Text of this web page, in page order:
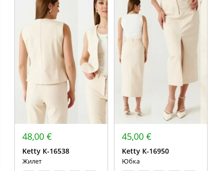
48,00 €
Ketty К-16538
Жилет
45,00 €
Ketty К-16950
Юбка